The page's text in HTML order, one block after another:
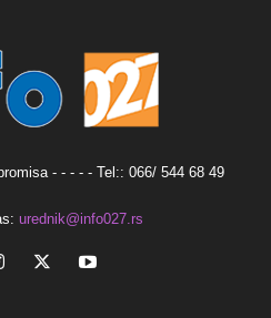
- - - - - Tel:: 066/ 544 68 49
urednik@info027.rs